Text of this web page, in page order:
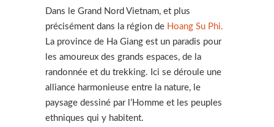
Dans le Grand Nord Vietnam, et plus
précisément dans la région de Hoang Su Phi.
La province de Ha Giang est un paradis pour
les amoureux des grands espaces, de la
randonnée et du trekking. Ici se déroule une
alliance harmonieuse entre la nature, le
paysage dessiné par l’Homme et les peuples
ethniques qui y habitent.